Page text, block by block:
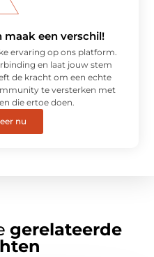
maak een verschil!
ervaring op ons platform.
en laat jouw stem
de kracht om een echte
te versterken met
die ertoe doen.
nu
gerelateerde